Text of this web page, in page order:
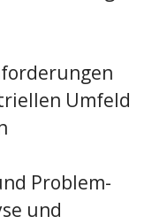
Umfeld
Problem-
und